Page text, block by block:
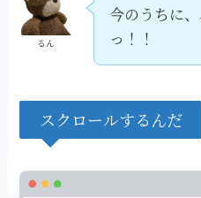
るん
今のうちに
っ！！
スクロールするんだ